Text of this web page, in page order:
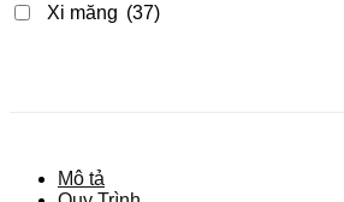
Xi măng (37)
Mô tả